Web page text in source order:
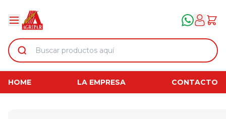
HOME LA EMPRESA CONTACTO